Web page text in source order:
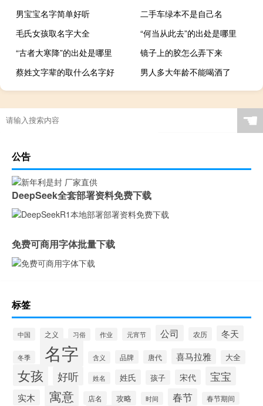
男宝宝名字简单好听
二手车绿本不是自己名
毛氏女孩取名字大全
“何当从此去”的出处是哪里
“古者大寒降”的出处是哪里
镜子上的胶怎么弄下来
蔡姓文字辈的取什么名字好
男人多大年龄不能喝酒了
☚
公告
DeepSeek全套部署资料免费下载
免费可商用字体批量下载
标签
中国 之义 习俗 作业 元宵节 公司 农历 冬天
冬季 名字 含义 品牌 唐代 喜马拉雅 大全
女孩 好听 姓名 姓氏 孩子 宋代 宝宝
实木 寓意 店名 攻略 时间 春节 春节期间